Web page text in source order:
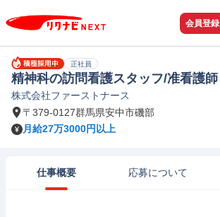
会員登録
正社員
精神科の訪問看護スタッフ/准看護師
株式会社ファーストナース
〒379-0127群馬県安中市磯部
月給27万3000円以上
仕事概要 応募について